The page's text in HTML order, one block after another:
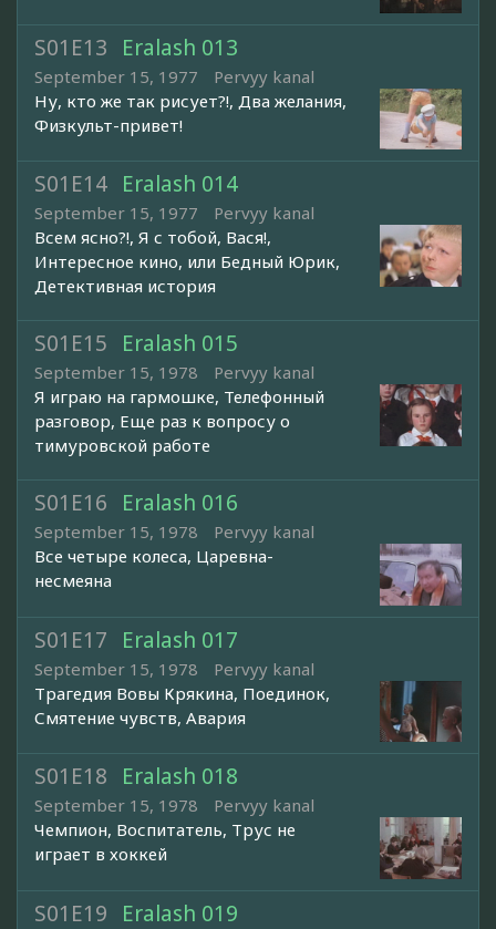
S01E13 Eralash 013
September 15, 1977
Pervyy kanal
Ну, кто же так рисует?!, Два желания,
Физкульт-привет!
S01E14 Eralash 014
September 15, 1977
Pervyy kanal
Всем ясно?!, Я с тобой, Вася!,
Интересное кино, или Бедный Юрик,
Детективная история
S01E15 Eralash 015
September 15, 1978
Pervyy kanal
Я играю на гармошке, Телефонный
разговор, Еще раз к вопросу о
тимуровской работе
S01E16 Eralash 016
September 15, 1978
Pervyy kanal
Все четыре колеса, Царевна-
несмеяна
S01E17 Eralash 017
September 15, 1978
Pervyy kanal
Трагедия Вовы Крякина, Поединок,
Смятение чувств, Авария
S01E18 Eralash 018
September 15, 1978
Pervyy kanal
Чемпион, Воспитатель, Трус не
играет в хоккей
S01E19 Eralash 019